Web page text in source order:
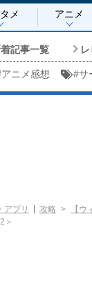
メ アニメ
記事一覧
アニメ感想 #サ
アプリ 攻略
【
＞